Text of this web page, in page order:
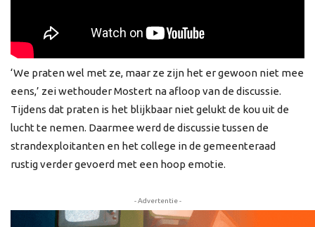
‘We praten wel met ze, maar ze zijn het er gewoon niet mee
eens,’ zei wethouder Mostert na afloop van de discussie.
Tijdens dat praten is het blijkbaar niet gelukt de kou uit de
lucht te nemen. Daarmee werd de discussie tussen de
strandexploitanten en het college in de gemeenteraad
rustig verder gevoerd met een hoop emotie.
- Advertentie -